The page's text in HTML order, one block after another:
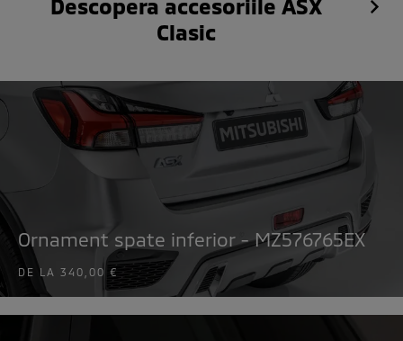
Descopera accesoriile ASX
Clasic
Ornament spate inferior - MZ576765EX
DE LA 340,00 €